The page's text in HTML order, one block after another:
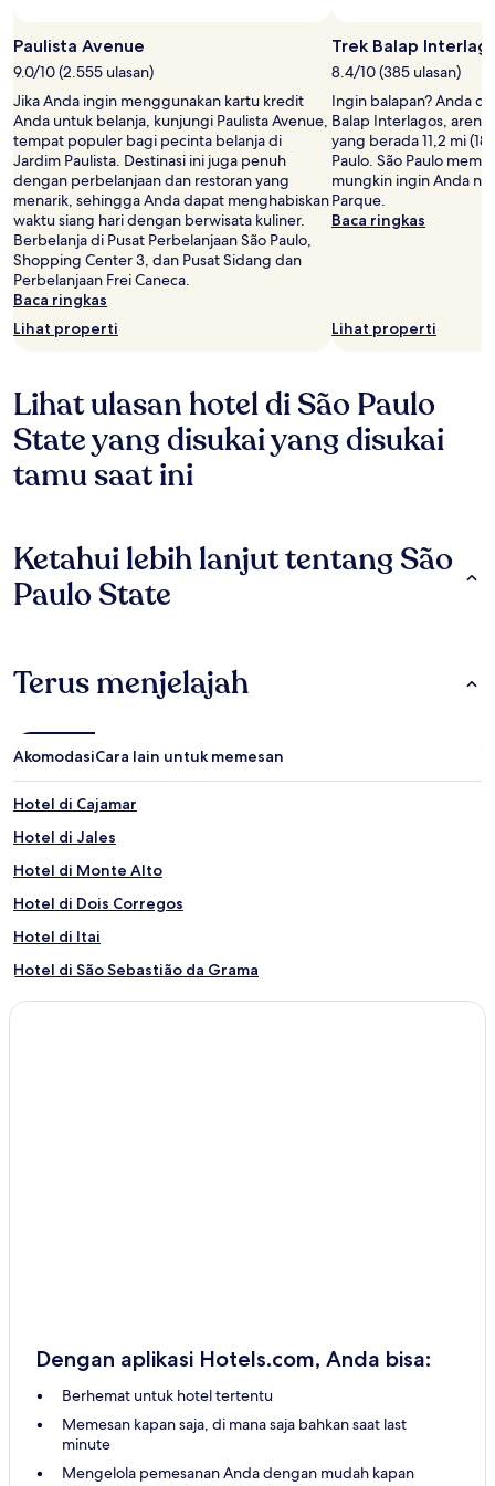
Paulista Avenue
9.0/10 (2.555 ulasan)
Jika Anda ingin menggunakan kartu kredit
Anda untuk belanja, kunjungi Paulista Avenue,
tempat populer bagi pecinta belanja di
Jardim Paulista. Destinasi ini juga penuh
dengan perbelanjaan dan restoran yang
menarik, sehingga Anda dapat menghabiskan
waktu siang hari dengan berwisata kuliner.
Berbelanja di Pusat Perbelanjaan São Paulo,
Shopping Center 3, dan Pusat Sidang dan
Perbelanjaan Frei Caneca.
Baca ringkas
Lihat properti
Trek Balap
8.4/10 (385 ulasan)
Ingin balapan? Anda
Balap Interlagos,
yang berada 11,2 mi
Paulo. São Paulo
mungkin ingin Anda
Parque.
Baca ringkas
Lihat properti
Lihat ulasan hotel di São Paulo
State yang disukai yang disukai
tamu saat ini
Ketahui lebih lanjut tentang São
Paulo State
Terus menjelajah
AkomodasiCara lain untuk memesan
Hotel di Cajamar
Hotel di Jales
Hotel di Monte Alto
Hotel di Dois Corregos
Hotel di Itai
Hotel di São Sebastião da Grama
Hotel di Alambari
Hotel di Osasco
Hotel di Nazare Paulista
Pousada di Olímpia
Pousada di Sao Roque
Dengan aplikasi Hotels.com, Anda bisa:
Berhemat untuk hotel tertentu
Memesan kapan saja, di mana saja bahkan saat last
minute
Mengelola pemesanan Anda dengan mudah kapan